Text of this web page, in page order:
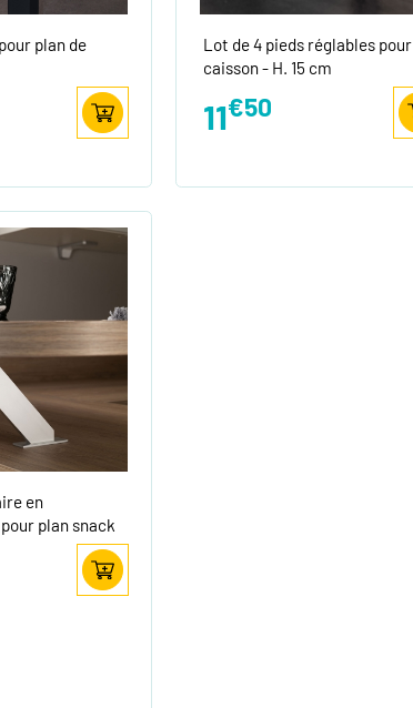
plan de
Lot de 4 pieds réglables pour
caisson - H. 15 cm
11€50
en
plan snack